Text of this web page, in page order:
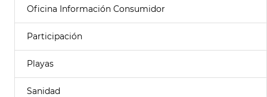
Oficina Información Consumidor
Participación
Playas
Sanidad